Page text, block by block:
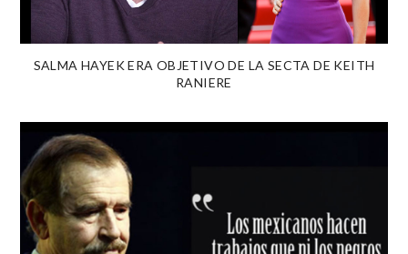
SALMA HAYEK ERA OBJETIVO DE LA SECTA DE KEITH
RANIERE